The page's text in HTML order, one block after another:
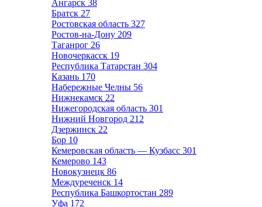
Ангарск 38
Братск 27
Ростовская область 327
Ростов-на-Дону 209
Таганрог 26
Новочеркасск 19
Республика Татарстан 304
Казань 170
Набережные Челны 56
Нижнекамск 22
Нижегородская область 301
Нижний Новгород 212
Дзержинск 22
Бор 10
Кемеровская область — Кузбасс 301
Кемерово 143
Новокузнецк 86
Междуреченск 14
Республика Башкортостан 289
Уфа 172